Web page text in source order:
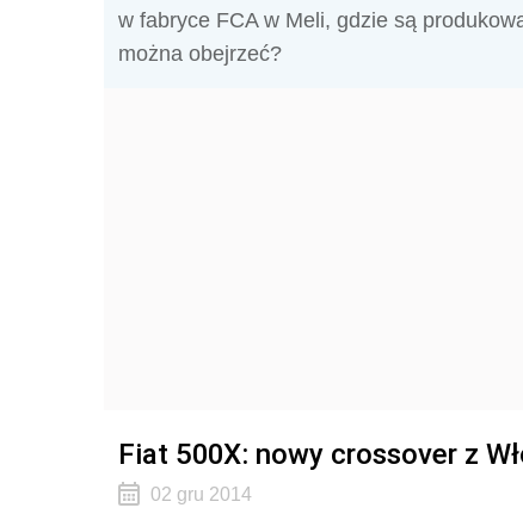
w fabryce FCA w Meli, gdzie są
można obejrzeć?
Fiat 500X: nowy crossover z
02 gru 2014